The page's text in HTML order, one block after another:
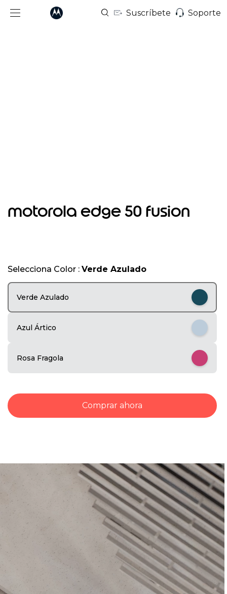
Suscríbete Soporte
t
e
5
motorola edge 50 fusion
Selecciona Color : Verde Azulado
Verde Azulado
Azul Ártico
Rosa Fragola
Comprar ahora